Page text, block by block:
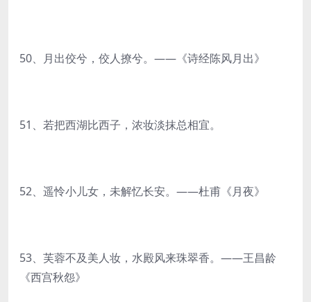
50、月出佼兮，佼人撩兮。——《诗经陈风月出》
51、若把西湖比西子，浓妆淡抹总相宜。
52、遥怜小儿女，未解忆长安。——杜甫《月夜》
53、芙蓉不及美人妆，水殿风来珠翠香。——王昌龄
《西宫秋怨》